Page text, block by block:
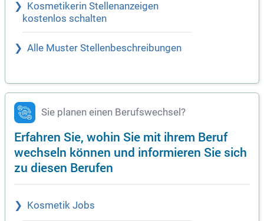
Kosmetikerin Stellenanzeigen
kostenlos schalten
Alle Muster Stellenbeschreibungen
Sie planen einen Berufswechsel?
Erfahren Sie, wohin Sie mit ihrem Beruf
wechseln können und informieren Sie sich
zu diesen Berufen
Kosmetik Jobs